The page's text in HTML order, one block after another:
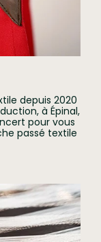
depuis 2020
à Épinal,
pour vous
passé textile